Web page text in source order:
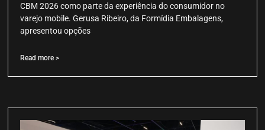
CBM 2026 como parte da experiência do consumidor no
varejo mobile. Gerusa Ribeiro, da Formídia Embalagens,
apresentou opções
Read more >